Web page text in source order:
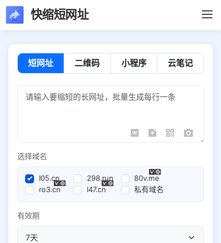
快缩短网址
短网址 二维码 小程序 云笔记
选择域名
l05.cn 298.run
80v.me
ro3.cn
l47.cn 私有域名
有效期